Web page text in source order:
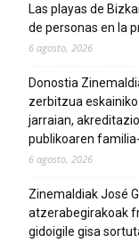
Las playas de
de personas en la
6 agosto, 2026
Donostia
zerbitzua
jarraian,
publikoaren
6 agosto, 2026
Zinemaldiak José
atzerabegirakoak
gidoigile gisa